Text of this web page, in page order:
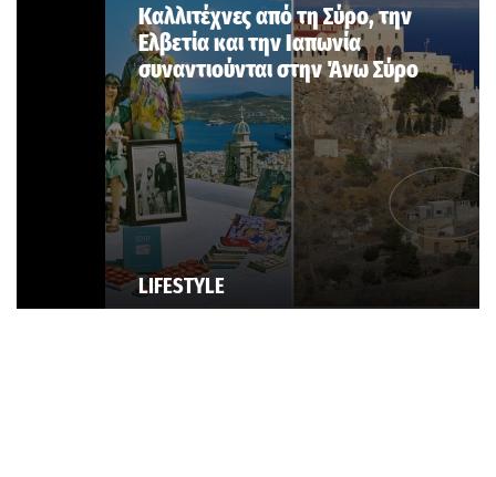
LIFESTYLE
Καλλιτέχνες από τη Σύρο, την
Ελβετία και την Ιαπωνία
συναντιούνται στην Άνω Σύρο